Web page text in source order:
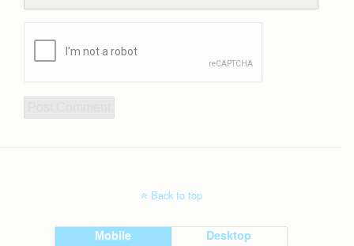
Back to top
Mobile Desktop